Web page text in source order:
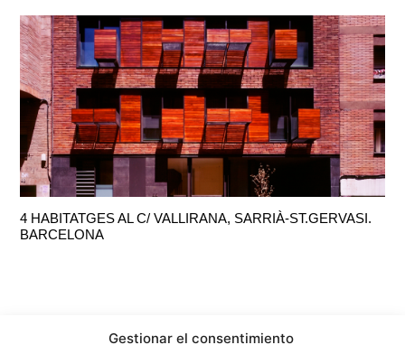
Gestionar el consentimiento
4 HABITATGES AL C/ VALLIRANA, SARRIÀ-ST.GERVASI.
BARCELONA